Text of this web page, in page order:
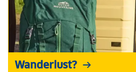
Wanderlust?